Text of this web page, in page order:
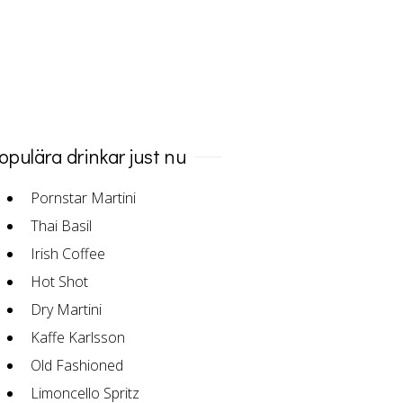
drinkar just nu
Pornstar Martini
Thai Basil
Irish Coffee
Hot Shot
Dry Martini
Kaffe Karlsson
Old Fashioned
Limoncello Spritz